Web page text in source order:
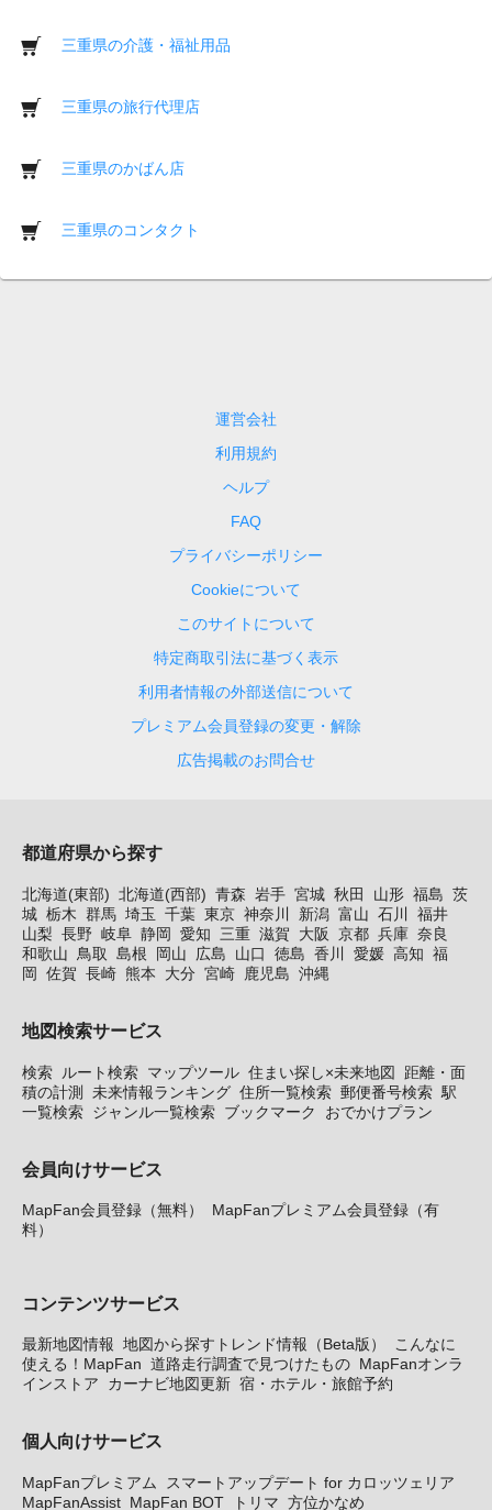
三重県の介護・福祉用品
三重県の旅行代理店
三重県のかばん店
三重県のコンタクト
運営会社
利用規約
ヘルプ
FAQ
プライバシーポリシー
Cookieについて
このサイトについて
特定商取引法に基づく表示
利用者情報の外部送信について
プレミアム会員登録の変更・解除
広告掲載のお問合せ
都道府県から探す
北海道(東部) 北海道(西部) 青森 岩手 宮城 秋田 山形 福島 茨
城 栃木 群馬 埼玉 千葉 東京 神奈川 新潟 富山 石川
福井
山梨 長野 岐阜 静岡 愛知 三重 滋賀 大阪 京都 兵庫 奈良
和歌山
鳥取 島根 岡山 広島 山口 徳島 香川 愛媛 高知 福
岡
佐賀 長崎 熊本 大分 宮崎 鹿児島 沖縄
地図検索サービス
検索 ルート検索 マップツール 住まい探し×未来地図
距離・面
積の計測 未来情報ランキング 住所一覧検索 郵便番号検索 駅
一覧検索 ジャンル一覧検索 ブックマーク おでかけプラン
会員向けサービス
MapFan会員登録（無料）
MapFanプレミアム会員登録（有
料）
コンテンツサービス
最新地図情報 地図から探すトレンド情報（Beta版）
こんなに
使える！MapFan 道路走行調査で見つけたもの MapFanオンラ
インストア
カーナビ地図更新 宿・ホテル・旅館予約
個人向けサービス
MapFanプレミアム
スマートアップデート for カロッツェリア
MapFanAssist MapFan BOT トリマ 方位かなめ